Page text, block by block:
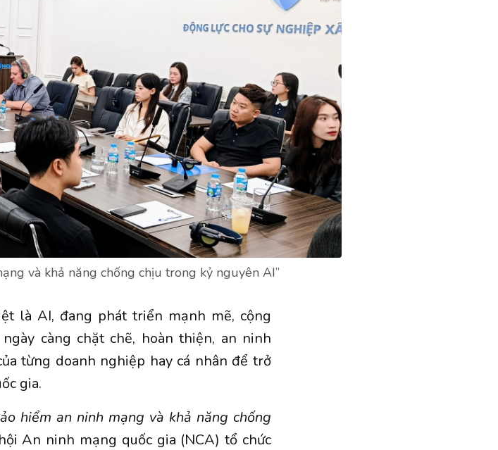
và khả năng chống chịu trong kỷ nguyên AI”
là AI, đang phát triển mạnh mẽ, cộng
càng chặt chẽ, hoàn thiện, an ninh
từng doanh nghiệp hay cá nhân để trở
gia.
hiểm an ninh mạng và khả năng chống
An ninh mạng quốc gia (NCA) tổ chức